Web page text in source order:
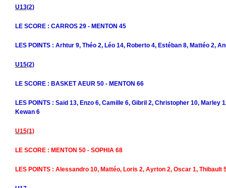
U13(2)
LE SCORE : CARROS 29 - MENTON 45
LES POINTS : Arhtur 9, Théo 2, Léo 14, Roberto 4, Estéban 8, Mattéo 2,
U15(2)
LE SCORE : BASKET AEUR 50 - MENTON 66
LES POINTS : Saïd 13, Enzo 6, Camille 6, Gibril 2, Christopher 10, Marley
Kewan 6
U15(1)
LE SCORE : MENTON 50 - SOPHIA 68
LES POINTS : Alessandro 10, Mattéo, Loris 2, Ayrton 2, Oscar 1, Thibault